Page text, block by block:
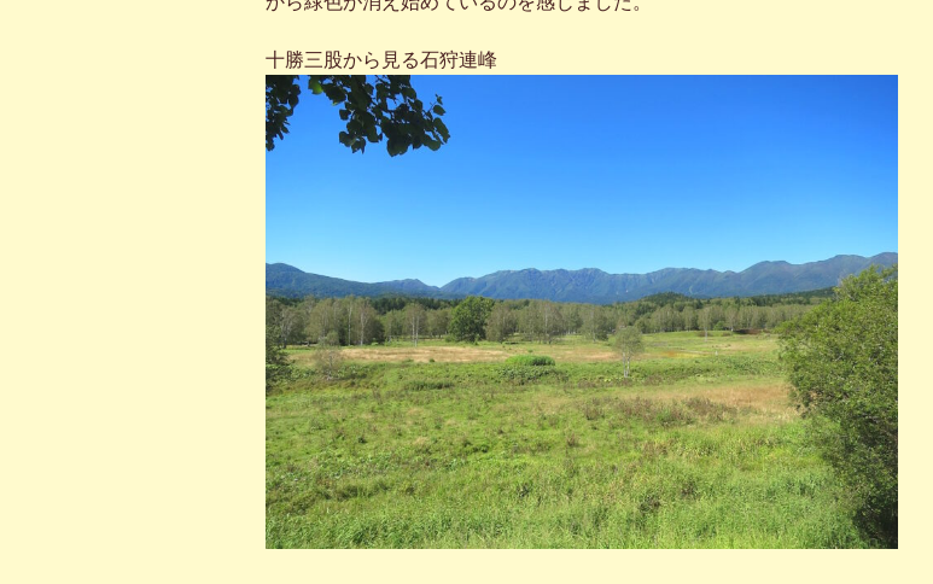
十勝三股から見る石狩連峰